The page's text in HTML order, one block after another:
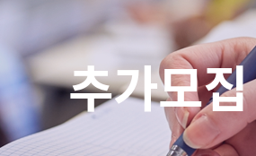
추가모집